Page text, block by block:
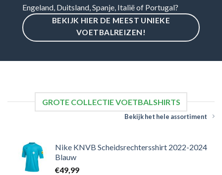
Engeland, Duitsland, Spanje, Italië of Portugal?
BEKIJK HIER DE MEEST UNIEKE
VOETBALREIZEN!
GROTE COLLECTIE VOETBALSHIRTS
Bekijk het hele assortiment
Nike KNVB Scheidsrechtersshirt 2022-2024
Blauw
€49,99